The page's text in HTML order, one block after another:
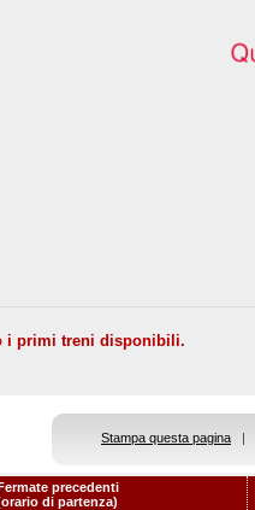
i primi treni disponibili.
Stampa questa pagina |
precedenti
di partenza)